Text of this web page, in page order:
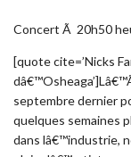
Concert Ã 20h50
[quote cite=’Nicks
septembre dernier
quelques semaines
dans lâ€™industrie,